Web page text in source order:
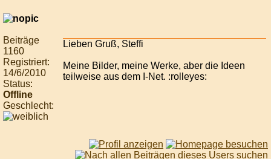
Beiträge
1160
Registriert:
14/6/2010
Status:
Offline
Geschlecht:
Lieben Gruß, Steffi
Meine Bilder, meine Werke, aber die Ideen
teilweise aus dem I-Net. :rolleyes: